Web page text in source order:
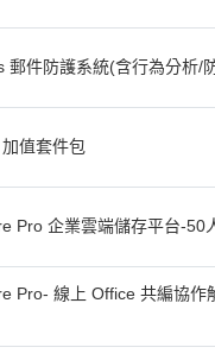
郵件防護系統(含行為分析/
值套件包
Pro 企業雲端儲存平台-50
Pro- 線上 Office 共編協作